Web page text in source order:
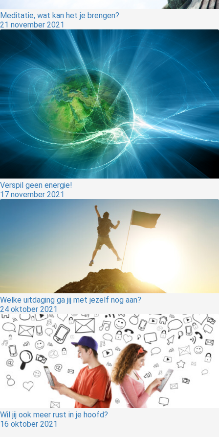
Meditatie, wat kan het je brengen?
21 november 2021
Verspil geen energie!
17 november 2021
Welke uitdaging ga jij met jezelf nog aan?
24 oktober 2021
Wil jij ook meer rust in je hoofd?
16 oktober 2021